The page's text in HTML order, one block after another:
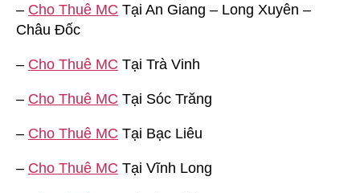
– Cho Thuê MC Tại An Giang – Long Xuyên –
Châu Đốc
– Cho Thuê MC Tại Trà Vinh
– Cho Thuê MC Tại Sóc Trăng
– Cho Thuê MC Tại Bạc Liêu
– Cho Thuê MC Tại Vĩnh Long